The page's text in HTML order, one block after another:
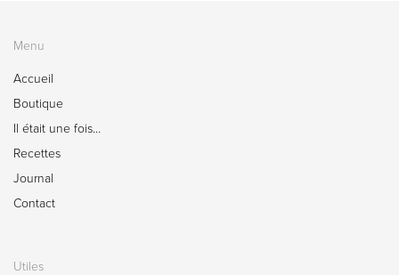
Menu
Accueil
Boutique
Il était une fois…
Recettes
Journal
Contact
Utiles